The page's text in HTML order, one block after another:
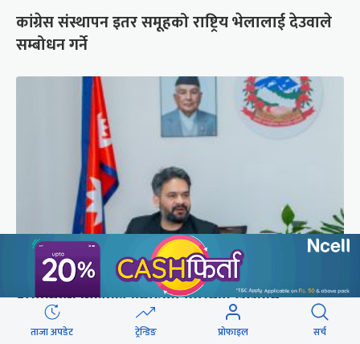
कांग्रेस संस्थापन इतर समूहको राष्ट्रिय भेलालाई देउवाले
सम्बोधन गर्ने
प्रधानमन्त्री बालेनले ल्याएको विधेयक संसदीय
समितिबाट जस्ताको तस्तै सदर
ताजा अपडेट ट्रेन्डिङ प्रोफाइल सर्च